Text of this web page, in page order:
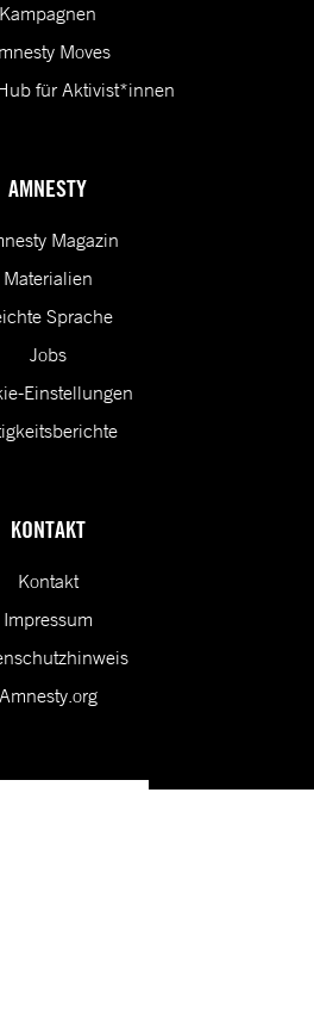
Kampagnen
Moves
für Aktivist*innen
AMNESTY
Magazin
Materialien
Sprache
Jobs
Einstellungen
KONTAKT
Kontakt
Impressum
Amnesty.org